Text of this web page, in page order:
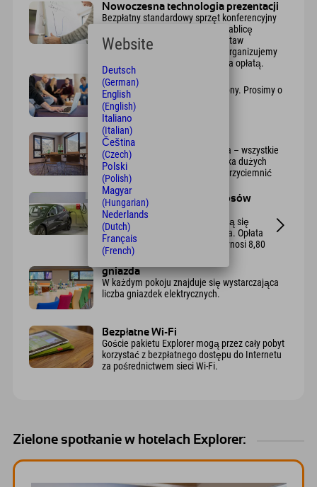
Nowoczesna technologia prezentacji
Bezpłatny standardowy sprzęt konferencyjny
obejmuje jeden flipchart, jedną tablicę
korkową, jeden ekran i jeden zestaw
moderatora. Z przyjemnością zorganizujemy
dla Państwa dodatkowy sprzęt za opłatą.
Projektor i laptop
Oczywiście, projektor jest dostępny. Prosimy o
przyniesienie własnego laptopa.
jasność
jasne i pełne naturalnego światła – wszystkie
sale konferencyjne posiadają kilka dużych
okien, które można dodatkowo przyciemnić
Stacje ładowania e-papierosów
(płatne)
W parkingu podziemnym znajdują się
cztery publiczne stacje ładowania. Opłata
za każde miejsce parkingowe wynosi 8,80
euro.
gniazda
W każdym pokoju znajduje się wystarczająca
liczba gniazdek elektrycznych.
Bezpłatne Wi-Fi
Goście pakietu Explorer mogą przez cały pobyt
korzystać z bezpłatnego dostępu do Internetu
za pośrednictwem sieci Wi-Fi.
Zielone spotkanie w hotelach Explorer:
Website
Deutsch
(German)
English
(English)
Italiano
(Italian)
Čeština
(Czech)
Polski
(Polish)
Magyar
(Hungarian)
Nederlands
(Dutch)
Français
(French)